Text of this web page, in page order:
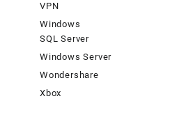
VPN
Windows
SQL Server
Windows Server
Wondershare
Xbox